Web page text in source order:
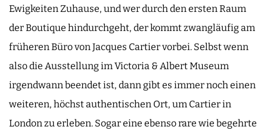
Ewigkeiten Zuhause, und wer durch den ersten Raum
der Boutique hindurchgeht, der kommt zwangläufig am
früheren Büro von Jacques Cartier vorbei. Selbst wenn
also die Ausstellung im Victoria & Albert Museum
irgendwann beendet ist, dann gibt es immer noch einen
weiteren, höchst authentischen Ort, um Cartier in
London zu erleben. Sogar eine ebenso rare wie begehrte